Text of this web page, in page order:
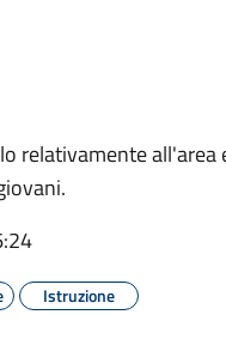
relativamente
Istruzione